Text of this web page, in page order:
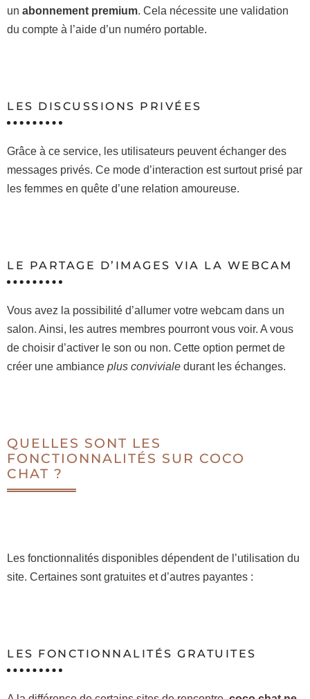
un abonnement premium. Cela nécessite une validation
du compte à l’aide d’un numéro portable.
LES DISCUSSIONS PRIVÉES
Grâce à ce service, les utilisateurs peuvent échanger des
messages privés. Ce mode d’interaction est surtout prisé par
les femmes en quête d’une relation amoureuse.
LE PARTAGE D’IMAGES VIA LA WEBCAM
Vous avez la possibilité d’allumer votre webcam dans un
salon. Ainsi, les autres membres pourront vous voir. A vous
de choisir d’activer le son ou non. Cette option permet de
créer une ambiance plus conviviale durant les échanges.
QUELLES SONT LES
FONCTIONNALITÉS SUR COCO
CHAT ?
Les fonctionnalités disponibles dépendent de l’utilisation du
site. Certaines sont gratuites et d’autres payantes :
LES FONCTIONNALITÉS GRATUITES